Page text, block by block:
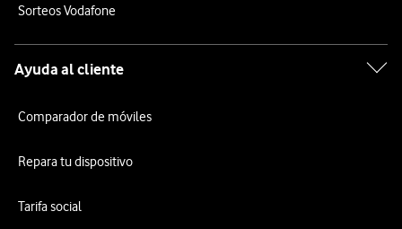
Sorteos Vodafone
Ayuda al cliente
Comparador de móviles
Repara tu dispositivo
Tarifa social